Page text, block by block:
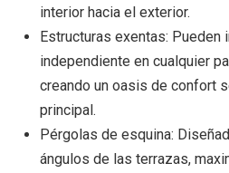
interior hacia el exterior.
Estructuras exentas: Pueden
independiente en cualquier
creando un oasis de confort
principal.
Pérgolas de esquina:
ángulos de las terrazas,